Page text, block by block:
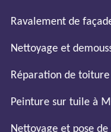
Ravalement de
Nettoyage et
Réparation de
Peinture sur tuile à
Nettoyage et pose